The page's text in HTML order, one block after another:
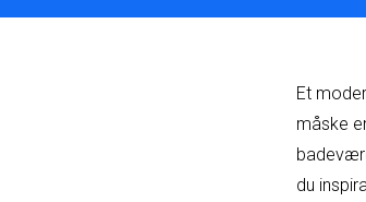
Et
måske
du